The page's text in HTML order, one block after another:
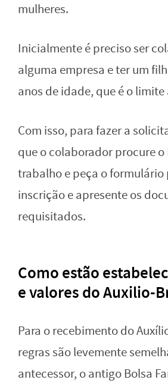
mulheres.
Inicialmente é preciso ser
alguma empresa e ter um
anos de idade, que é o
Com isso, para fazer a
que o colaborador procure o
trabalho e peça o formulário
inscrição e apresente os
requisitados.
Como estão
e valores do Auxilio-
Para o recebimento do
regras são levemente
antecessor, o antigo Bolsa